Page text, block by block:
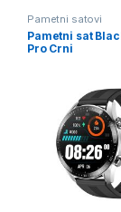
Pametni satovi
Pametni sat
Pro Crni